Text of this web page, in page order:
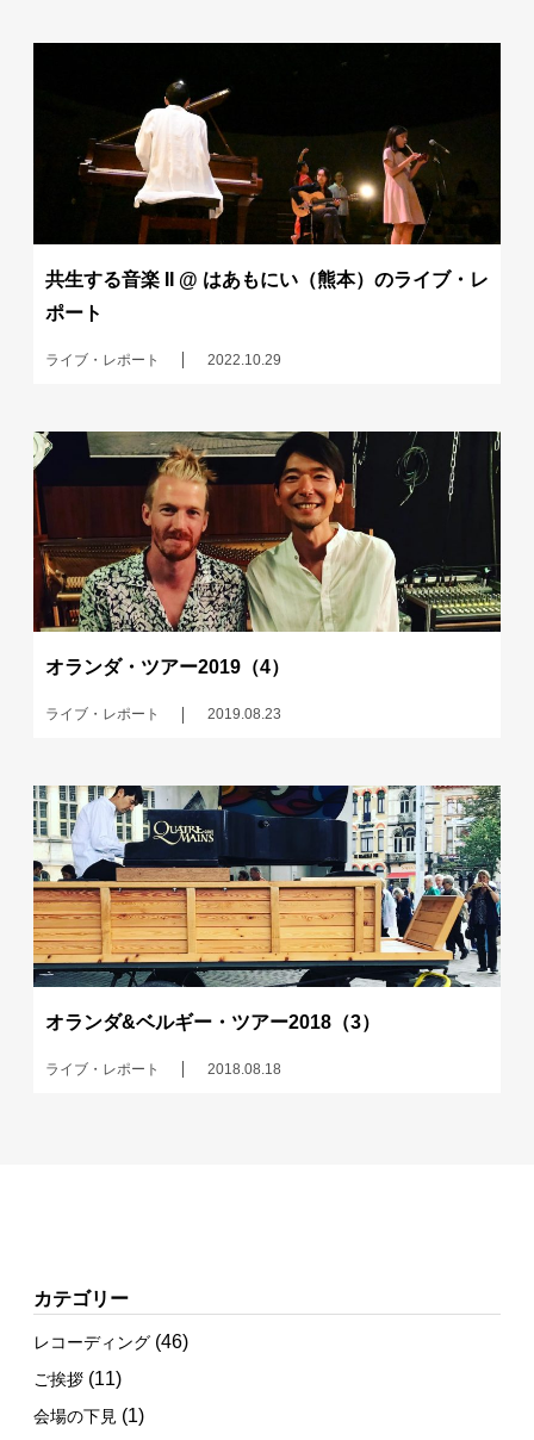
共生する音楽 II @ はあもにい（熊本）のライブ・レ
ポート
ライブ・レポート 2022.10.29
オランダ・ツアー2019（4）
ライブ・レポート 2019.08.23
オランダ&ベルギー・ツアー2018（3）
ライブ・レポート 2018.08.18
カテゴリー
レコーディング (46)
ご挨拶 (11)
会場の下見 (1)